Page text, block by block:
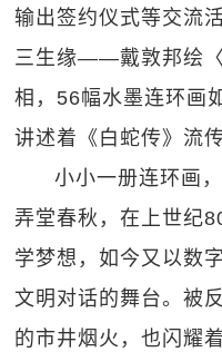
输出签约仪式等交流
三生缘——戴敦邦绘
相，56幅水墨连环画
讲述着《白蛇传》流
小小一册连环画
弄堂春秋，在上世纪
学梦想，如今又以数
文明对话的舞台。被
的市井烟火，也闪耀